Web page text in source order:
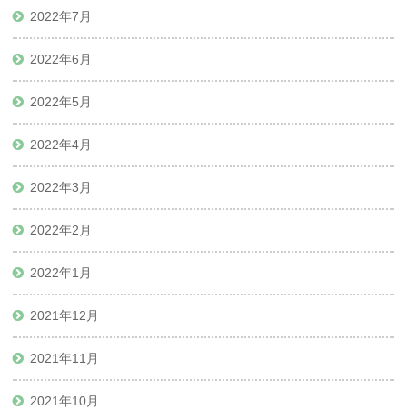
2022年7月
2022年6月
2022年5月
2022年4月
2022年3月
2022年2月
2022年1月
2021年12月
2021年11月
2021年10月